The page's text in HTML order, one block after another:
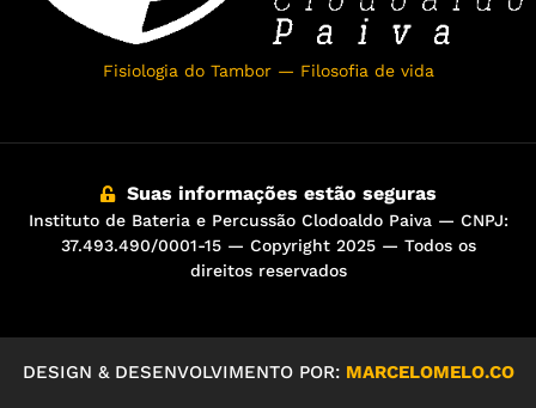
Fisiologia do Tambor — Filosofia de vida
Suas informações estão seguras
Instituto de Bateria e Percussão Clodoaldo Paiva — CNPJ:
37.493.490/0001-15 — Copyright 2025 — Todos os
direitos reservados
DESIGN & DESENVOLVIMENTO POR: MARCELOMELO.CO